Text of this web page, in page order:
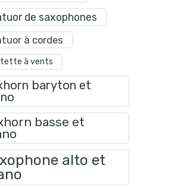
de saxophones
à cordes
à vents
baryton et
basse et
alto et